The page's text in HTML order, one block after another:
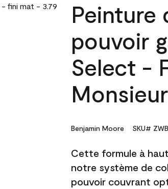
Peinture
pouvoir
Select -
Benjamin Moore SKU#
Cette formule à
notre système de
pouvoir couvrant